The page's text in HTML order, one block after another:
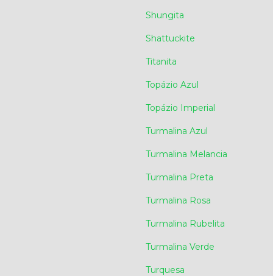
Shungita
Shattuckite
Titanita
Topázio Azul
Topázio Imperial
Turmalina Azul
Turmalina Melancia
Turmalina Preta
Turmalina Rosa
Turmalina Rubelita
Turmalina Verde
Turquesa